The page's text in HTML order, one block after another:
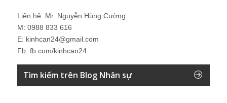
Liên hệ: Mr. Nguyễn Hùng Cường
M: 0988 833 616
E: kinhcan24@gmail.com
Fb: fb.com/kinhcan24
Tìm kiếm trên Blog Nhân sự